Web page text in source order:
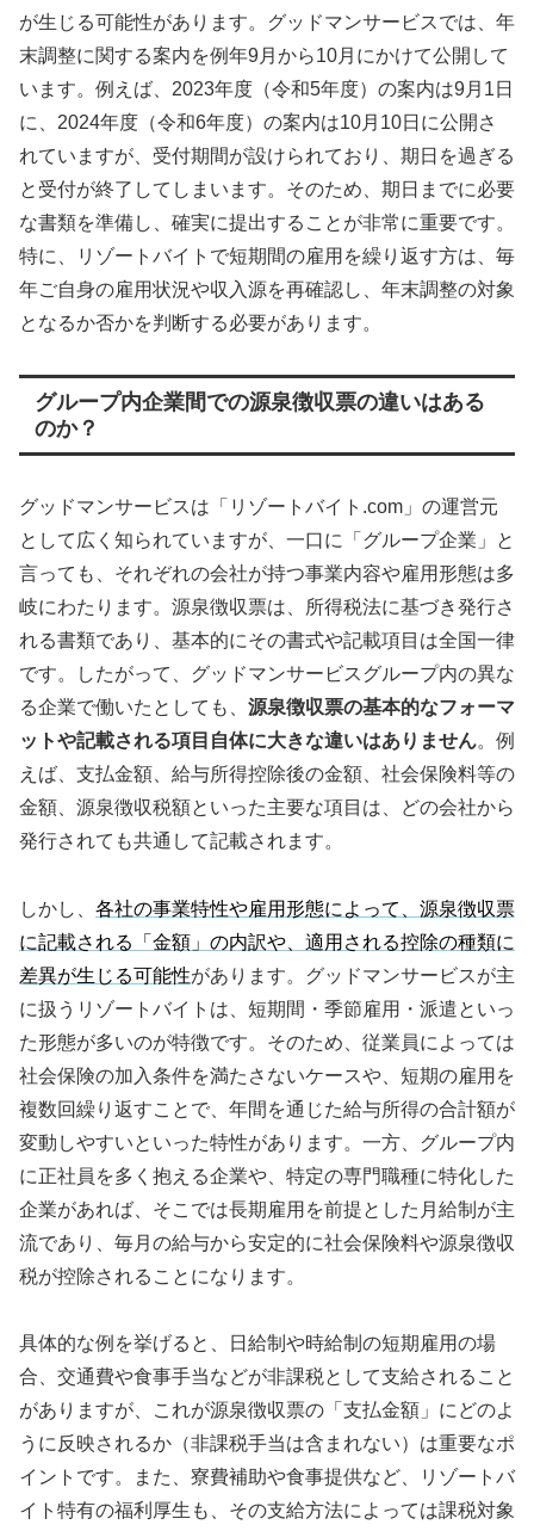
が生じる可能性があります。グッドマンサービスでは、年
末調整に関する案内を例年9月から10月にかけて公開して
います。例えば、2023年度（令和5年度）の案内は9月1日
に、2024年度（令和6年度）の案内は10月10日に公開さ
れていますが、受付期間が設けられており、期日を過ぎる
と受付が終了してしまいます。そのため、期日までに必要
な書類を準備し、確実に提出することが非常に重要です。
特に、リゾートバイトで短期間の雇用を繰り返す方は、毎
年ご自身の雇用状況や収入源を再確認し、年末調整の対象
となるか否かを判断する必要があります。
グループ内企業間での源泉徴収票の違いはある
のか？
グッドマンサービスは「リゾートバイト.com」の運営元
として広く知られていますが、一口に「グループ企業」と
言っても、それぞれの会社が持つ事業内容や雇用形態は多
岐にわたります。源泉徴収票は、所得税法に基づき発行さ
れる書類であり、基本的にその書式や記載項目は全国一律
です。したがって、グッドマンサービスグループ内の異な
る企業で働いたとしても、 源泉徴収票の基本的なフォーマ
ットや記載される項目自体に大きな違いはありません。例
えば、支払金額、給与所得控除後の金額、社会保険料等の
金額、源泉徴収税額といった主要な項目は、どの会社から
発行されても共通して記載されます。
しかし、 各社の事業特性や雇用形態によって、源泉徴収票
に記載される「金額」の内訳や、適用される控除の種類に
差異が生じる可能性があります。グッドマンサービスが主
に扱うリゾートバイトは、短期間・季節雇用・派遣といっ
た形態が多いのが特徴です。そのため、従業員によっては
社会保険の加入条件を満たさないケースや、短期の雇用を
複数回繰り返すことで、年間を通じた給与所得の合計額が
変動しやすいといった特性があります。一方、グループ内
に正社員を多く抱える企業や、特定の専門職種に特化した
企業があれば、そこでは長期雇用を前提とした月給制が主
流であり、毎月の給与から安定的に社会保険料や源泉徴収
税が控除されることになります。
具体的な例を挙げると、日給制や時給制の短期雇用の場
合、交通費や食事手当などが非課税として支給されること
がありますが、これが源泉徴収票の「支払金額」にどのよ
うに反映されるか（非課税手当は含まれない）は重要なポ
イントです。また、寮費補助や食事提供など、リゾートバ
イト特有の福利厚生も、その支給方法によっては課税対象